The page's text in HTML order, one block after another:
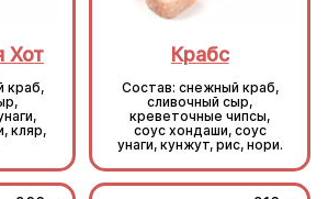
Хот
краб,
кляр,
Крабс
Состав: снежный краб,
сливочный сыр,
креветочные чипсы,
соус хондаши, соус
унаги, кунжут, рис, нори.